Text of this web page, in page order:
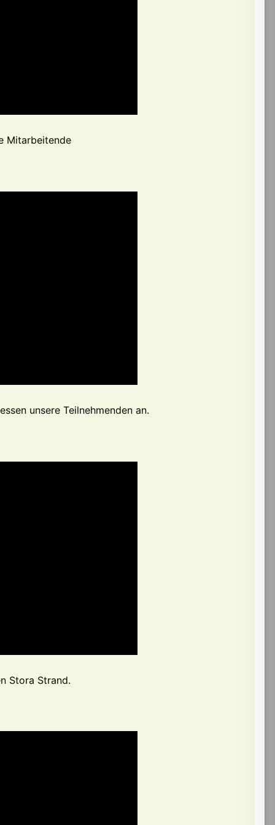
Mitarbeitende
unsere Teilnehmenden an.
Stora Strand.